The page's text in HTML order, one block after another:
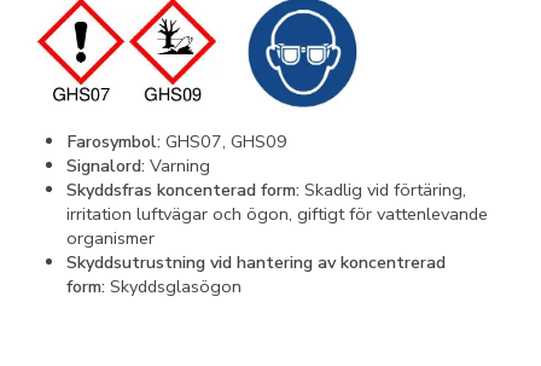
Farosymbol: GHS07, GHS09
Signalord: Varning
Skyddsfras koncenterad form: Skadlig vid förtäring,
irritation luftvägar och ögon, giftigt för vattenlevande
organismer
Skyddsutrustning vid hantering av koncentrerad
form: Skyddsglasögon